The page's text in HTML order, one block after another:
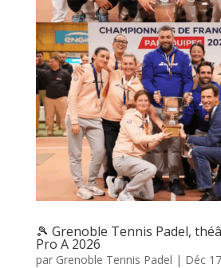
🎾 Grenoble Tennis Padel,
Pro A 2026
par Grenoble Tennis Padel | Déc